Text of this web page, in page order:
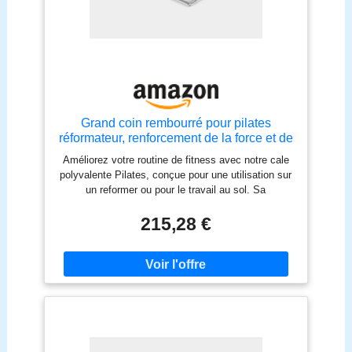
ceux qui ne peuvent pas
Grand coin rembourré pour pilates
réformateur, renforcement de la force et de
la stabilité, équipement Pilates pour la
maison et le studio
Améliorez votre routine de fitness avec notre cale
polyvalente Pilates, conçue pour une utilisation sur
un reformer ou pour le travail au sol. Sa
dynamiques ciblant le torse, les bras et les jambes,
améliorant la force et la stabilité. Idéal pour
intensifier les entraînements et améliorer
l'engagement de base. Conçue pour durer, cette
cale en mousse dispose d'un rembourrage en vinyle
noir robuste qui résiste à une utilisation fréquente.
215,28 €